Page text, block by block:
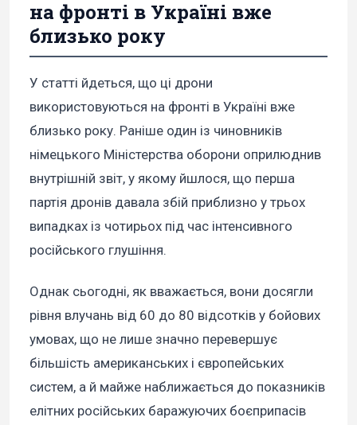
на фронті в Україні вже
близько року
У статті йдеться, що ці дрони
використовуються на фронті в Україні вже
близько року. Раніше один із чиновників
німецького Міністерства оборони оприлюднив
внутрішній звіт, у якому йшлося, що перша
партія дронів давала збій приблизно у трьох
випадках із чотирьох під час інтенсивного
російського глушіння.
Однак сьогодні, як вважається, вони досягли
рівня влучань від 60 до 80 відсотків у бойових
умовах, що не лише значно перевершує
більшість американських і європейських
систем, а й майже наближається до показників
елітних російських баражуючих боєприпасів